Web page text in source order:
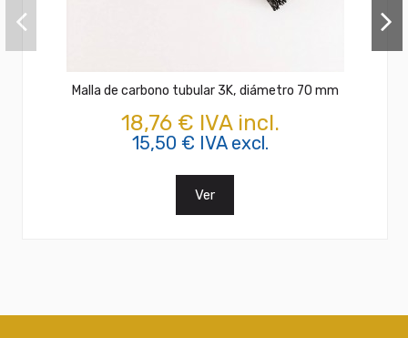
Malla de carbono tubular 3K, diámetro 70 mm
18,76 € IVA incl.
15,50 € IVA excl.
Ver